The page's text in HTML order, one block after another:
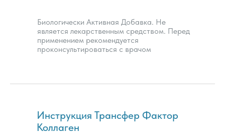
Биологически Активная Добавка. Не
является лекарственным средством. Перед
применением рекомендуется
проконсультироваться с врачом
Инструкция Трансфер Фактор
Коллаген